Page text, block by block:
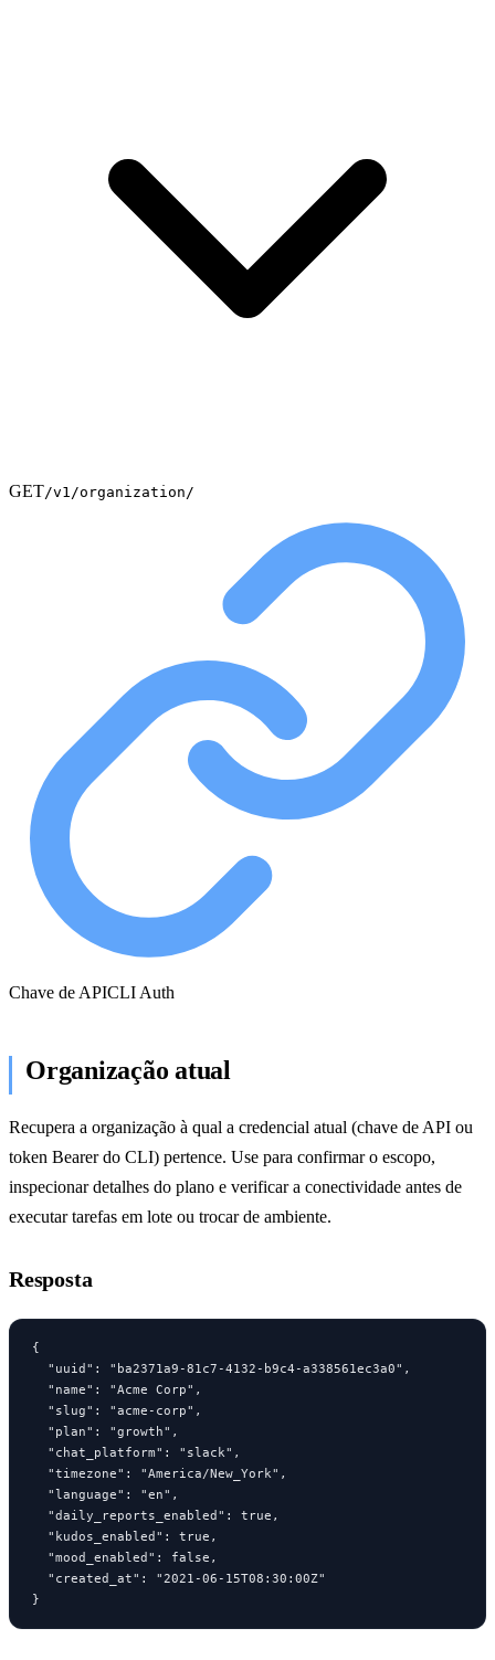
GET/v1/organization/
Chave de APICLI Auth
Organização atual
Recupera a organização à qual a credencial atual (chave de API ou
token Bearer do CLI) pertence. Use para confirmar o escopo,
inspecionar detalhes do plano e verificar a conectividade antes de
executar tarefas em lote ou trocar de ambiente.
Resposta
{
  "uuid": "ba2371a9-81c7-4132-b9c4-a338561ec3a0",
  "name": "Acme Corp",
  "slug": "acme-corp",
  "plan": "growth",
  "chat_platform": "slack",
  "timezone": "America/New_York",
  "language": "en",
  "daily_reports_enabled": true,
  "kudos_enabled": true,
  "mood_enabled": false,
  "created_at": "2021-06-15T08:30:00Z"
}